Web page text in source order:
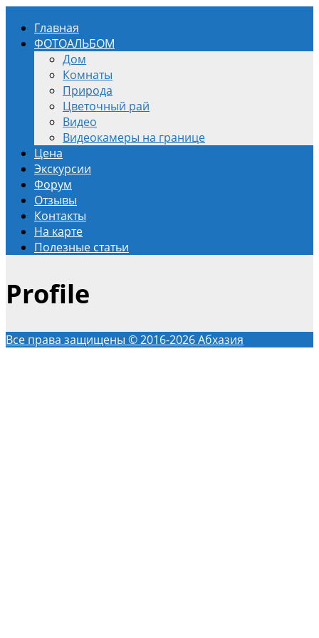
Главная
ФОТОАЛЬБОМ
Дом
Комнаты
Природа
Цветочный рай
Видео
Видеокамеры на границе
Цена
Экскурсии
Форум
Отзывы
Контакты
На карте
Полезные статьи
Profile
Все права защищены © 2016-2026 Абхазия